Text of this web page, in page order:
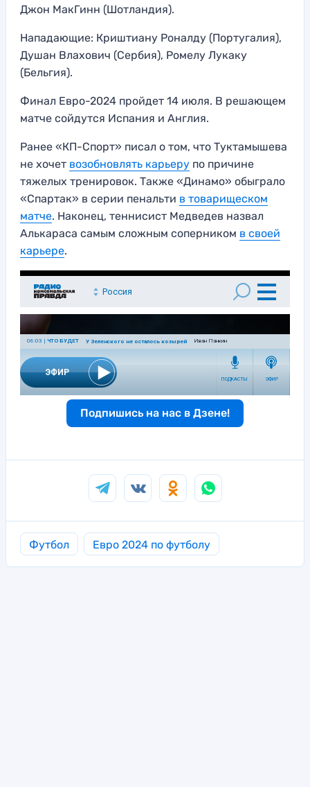
Джон МакГинн (Шотландия).
Нападающие: Криштиану Роналду (Португалия),
Душан Влахович (Сербия), Ромелу Лукаку
(Бельгия).
Финал Евро-2024 пройдет 14 июля. В решающем
матче сойдутся Испания и Англия.
Ранее «КП-Спорт» писал о том, что Туктамышева
не хочет возобновлять карьеру по причине
тяжелых тренировок. Также «Динамо» обыграло
«Спартак» в серии пенальти в товарищеском
матче. Наконец, теннисист Медведев назвал
Алькараса самым сложным соперником в своей
карьере.
Подпишись на нас в Дзене!
Футбол Евро 2024 по футболу